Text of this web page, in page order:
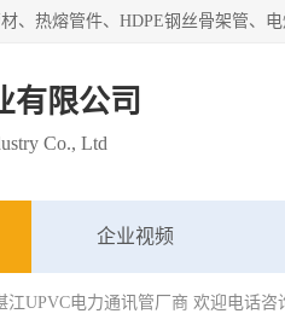
有限公司
Co., Ltd
企业视频
江UPVC电力通讯管厂商 欢迎电话咨